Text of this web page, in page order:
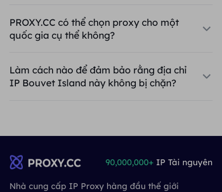
PROXY.CC có thể chọn proxy cho một
quốc gia cụ thể không?
Làm cách nào để đảm bảo rằng địa chỉ
IP Bouvet Island này không bị chặn?
Nhà cung cấp IP Proxy hàng đầu thế giới
90,000,000+ IP Tài nguyên